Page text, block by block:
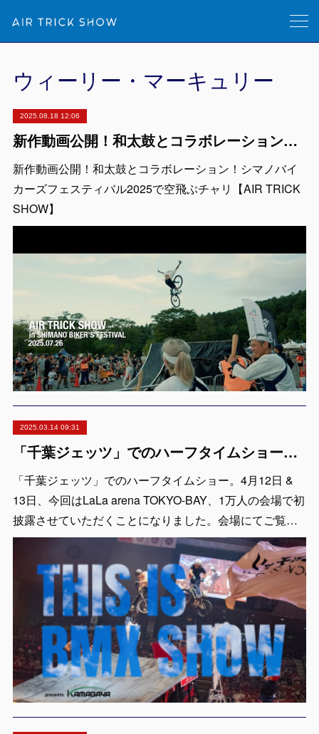
ウィーリー・マーキュリー
2025.08.18 12:06
新作動画公開！和太鼓とコラボレーション！シマノバイカーズフェスティバル2025で空飛ぶチャリ【AIR TRICK SHOW】
新作動画公開！和太鼓とコラボレーション！シマノバイ
カーズフェスティバル2025で空飛ぶチャリ【AIR TRICK
SHOW】
2025.03.14 09:31
「千葉ジェッツ」でのハーフタイムショー出演決定！LaLa arena TOKYO-BAYの1万人の会場で実施 ※4月12日 & 13日
「千葉ジェッツ」でのハーフタイムショー。4月12日 &
13日、今回はLaLa arena TOKYO-BAY、1万人の会場で初
披露させていただくことになりました。会場にてご覧…